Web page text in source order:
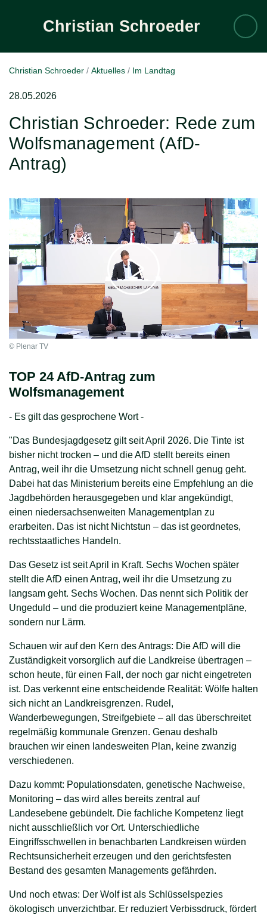
Christian Schroeder
Christian Schroeder Aktuelles Im Landtag
28.05.2026
Christian Schroeder: Rede zum
Wolfsmanagement (AfD-
Antrag)
© Plenar TV
TOP 24 AfD-Antrag zum
Wolfsmanagement
- Es gilt das gesprochene Wort -
"Das Bundesjagdgesetz gilt seit April 2026. Die Tinte ist
bisher nicht trocken – und die AfD stellt bereits einen
Antrag, weil ihr die Umsetzung nicht schnell genug geht.
Dabei hat das Ministerium bereits eine Empfehlung an die
Jagdbehörden herausgegeben und klar angekündigt,
einen niedersachsenweiten Managementplan zu
erarbeiten. Das ist nicht Nichtstun – das ist geordnetes,
rechtsstaatliches Handeln.
Das Gesetz ist seit April in Kraft. Sechs Wochen später
stellt die AfD einen Antrag, weil ihr die Umsetzung zu
langsam geht. Sechs Wochen. Das nennt sich Politik der
Ungeduld – und die produziert keine Managementpläne,
sondern nur Lärm.
Schauen wir auf den Kern des Antrags: Die AfD will die
Zuständigkeit vorsorglich auf die Landkreise übertragen –
schon heute, für einen Fall, der noch gar nicht eingetreten
ist. Das verkennt eine entscheidende Realität: Wölfe halten
sich nicht an Landkreisgrenzen. Rudel,
Wanderbewegungen, Streifgebiete – all das überschreitet
regelmäßig kommunale Grenzen. Genau deshalb
brauchen wir einen landesweiten Plan, keine zwanzig
verschiedenen.
Dazu kommt: Populationsdaten, genetische Nachweise,
Monitoring – das wird alles bereits zentral auf
Landesebene gebündelt. Die fachliche Kompetenz liegt
nicht ausschließlich vor Ort. Unterschiedliche
Eingriffsschwellen in benachbarten Landkreisen würden
Rechtsunsicherheit erzeugen und den gerichtsfesten
Bestand des gesamten Managements gefährden.
Und noch etwas: Der Wolf ist als Schlüsselspezies
ökologisch unverzichtbar. Er reduziert Verbissdruck, fördert